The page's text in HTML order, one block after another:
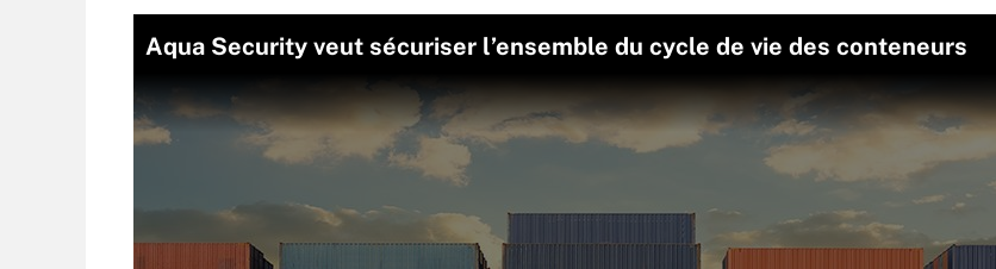
Aqua Security veut sécuriser l’ensemble du cycle de vie des conteneurs